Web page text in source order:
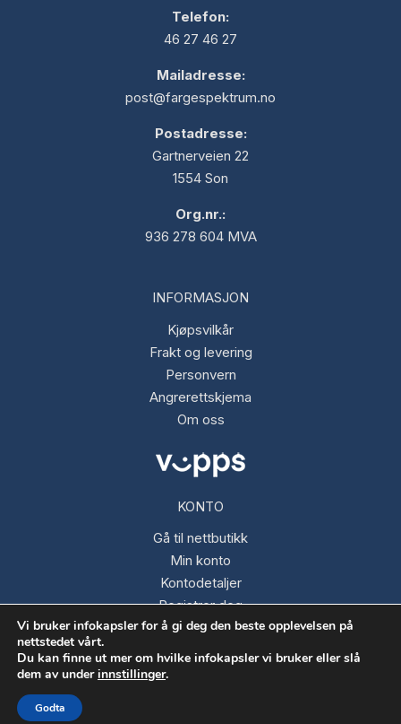
Telefon:
46 27 46 27
Mailadresse:
post@fargespektrum.no
Postadresse:
Gartnerveien 22
1554 Son
Org.nr.:
936 278 604 MVA
INFORMASJON
Kjøpsvilkår
Frakt og levering
Personvern
Angrerettskjema
Om oss
KONTO
Gå til nettbutikk
Min konto
Kontodetaljer
Registrer deg
Glemt passord
Vi bruker infokapsler for å gi deg den beste opplevelsen på
nettstedet vårt.
Du kan finne ut mer om hvilke infokapsler vi bruker eller slå
dem av underinnstillinger.
Godta